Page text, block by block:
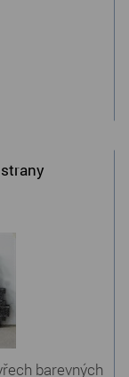
barevných